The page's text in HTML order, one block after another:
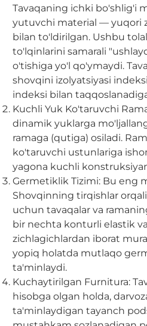
Tavaqaning ichki bo'shlig'i
yutuvchi material — yuqori
bilan to'ldirilgan. Ushbu
to'lqinlarini samarali
o'tishiga yo'l qo'ymaydi.
shovqini izolyatsiyasi
indeksi bilan
Kuchli Yuk Ko'taruvchi
dinamik yuklarga
ramaga (qutiga) osiladi.
ko'taruvchi ustunlariga
yagona kuchli
Germetiklik Tizimi: Bu eng
Shovqinning tirqishlar
uchun tavaqalar va
bir nechta konturli elastik
zichlagichlardan iborat
yopiq holatda mutlaqo
ta'minlaydi.
Kuchaytirilgan Furnitura:
hisobga olgan holda,
ta'minlaydigan tayanch